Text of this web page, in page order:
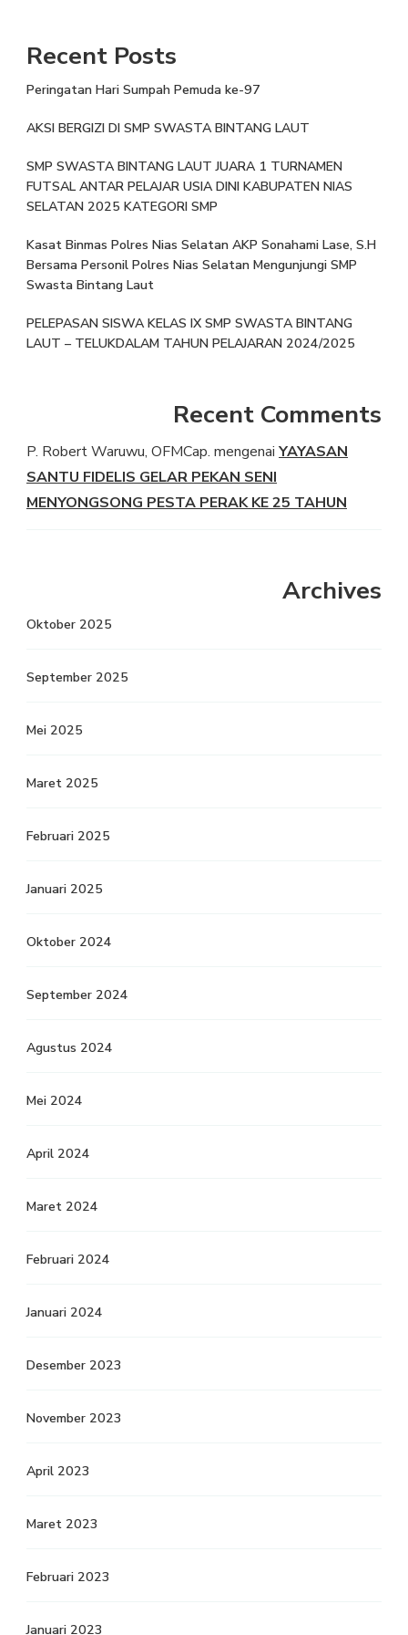
Recent Posts
Peringatan Hari Sumpah Pemuda ke-97
AKSI BERGIZI DI SMP SWASTA BINTANG LAUT
SMP SWASTA BINTANG LAUT JUARA 1 TURNAMEN
FUTSAL ANTAR PELAJAR USIA DINI KABUPATEN NIAS
SELATAN 2025 KATEGORI SMP
Kasat Binmas Polres Nias Selatan AKP Sonahami Lase, S.H
Bersama Personil Polres Nias Selatan Mengunjungi SMP
Swasta Bintang Laut
PELEPASAN SISWA KELAS IX SMP SWASTA BINTANG
LAUT – TELUKDALAM TAHUN PELAJARAN 2024/2025
Recent Comments
P. Robert Waruwu, OFMCap. mengenai YAYASAN
SANTU FIDELIS GELAR PEKAN SENI
MENYONGSONG PESTA PERAK KE 25 TAHUN
Archives
Oktober 2025
September 2025
Mei 2025
Maret 2025
Februari 2025
Januari 2025
Oktober 2024
September 2024
Agustus 2024
Mei 2024
April 2024
Maret 2024
Februari 2024
Januari 2024
Desember 2023
November 2023
April 2023
Maret 2023
Februari 2023
Januari 2023